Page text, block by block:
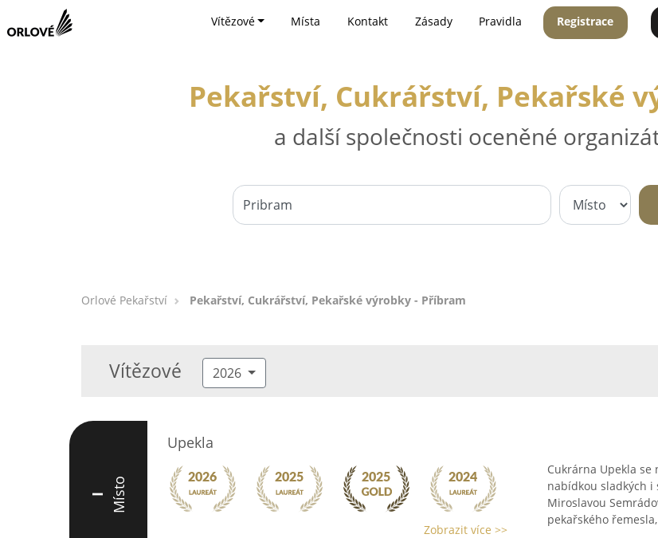
Vítězové Místa Kontakt Zásady Pravidla Registrace
Pekařství, Cukrářství, Pekařské
a další společnosti oceněné
Orlové Pekařství Pekařství, Cukrářství, Pekařské výrobky - Příbram
Vítězové 2026
I Místo
Upekla
Zobrazit více >>
Cukrárna Upekla
nabídkou sladkých i
Miroslavou
pekařského